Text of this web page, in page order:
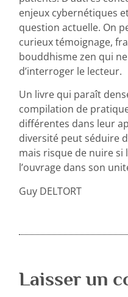
enjeux cybernétiques
question actuelle. On
curieux témoignage,
bouddhisme zen qui
d’interroger le lecteur.
Un livre qui paraît
compilation de
différentes dans leur
diversité peut séduire
mais risque de nuire si
l’ouvrage dans son
Guy DELTORT
Laisser un